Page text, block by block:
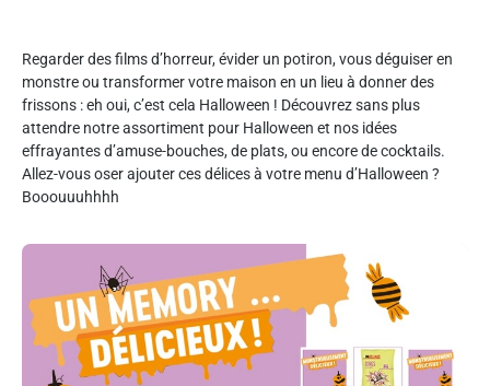
Regarder des films d’horreur, évider un potiron, vous déguiser en
monstre ou transformer votre maison en un lieu à donner des
frissons : eh oui, c’est cela Halloween ! Découvrez sans plus
attendre notre assortiment pour Halloween et nos idées
effrayantes d’amuse-bouches, de plats, ou encore de cocktails.
Allez-vous oser ajouter ces délices à votre menu d’Halloween ?
Booouuuhhhh